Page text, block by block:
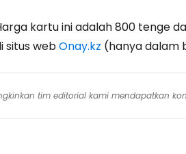
kartu ini adalah 800 tenge
situs webOnay.kz (hanya dalam
tim editorial kami mendapatkan